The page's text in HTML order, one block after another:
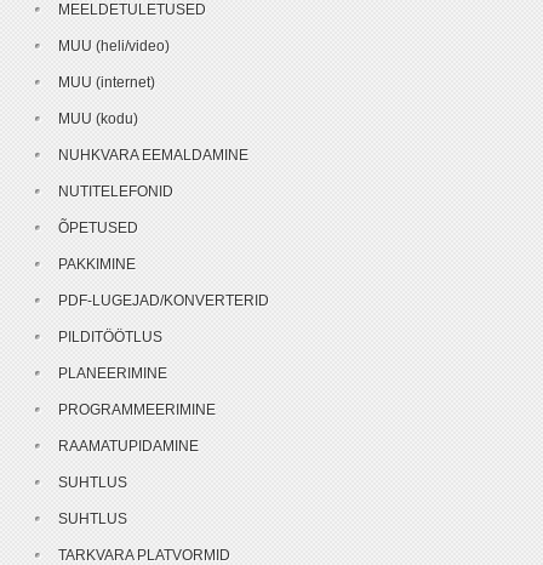
MEELDETULETUSED
MUU (heli/video)
MUU (internet)
MUU (kodu)
NUHKVARA EEMALDAMINE
NUTITELEFONID
ÕPETUSED
PAKKIMINE
PDF-LUGEJAD/KONVERTERID
PILDITÖÖTLUS
PLANEERIMINE
PROGRAMMEERIMINE
RAAMATUPIDAMINE
SUHTLUS
SUHTLUS
TARKVARA PLATVORMID